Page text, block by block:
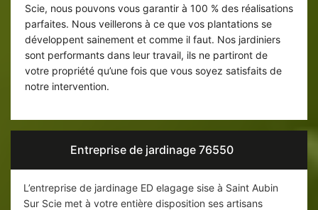
Scie, nous pouvons vous garantir à 100 % des réalisations
parfaites. Nous veillerons à ce que vos plantations se
développent sainement et comme il faut. Nos jardiniers
sont performants dans leur travail, ils ne partiront de
votre propriété qu’une fois que vous soyez satisfaits de
notre intervention.
Entreprise de jardinage 76550
L’entreprise de jardinage ED elagage sise à Saint Aubin
Sur Scie met à votre entière disposition ses artisans